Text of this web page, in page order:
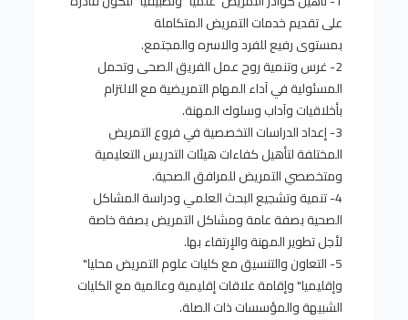
على تقديم خدمات التمريض المتكاملة
بمستوى رفيع للفرد والاسره والمجتمع.
2- غرس وتنمية روح عمل الفريق الصحى وتحمل
المسئولية في آداء المهام التمريضية مع الالتزام
بأخلاقيات وآداب وسلوك المهنة.
3- إعداد الدراسات التخصصية في فروع التمريض
المختلفة لتأهيل كفاءات هيئات التدريس التعليمية
ومتخصصي التمريض للمرافق الصحية.
4- تنمية وتشجيع البحث العلمي ودراسة المشاكل
الصحية بصفة عامة ومشاكل التمريض بصفة خاصة
لأجل تطوير المهنة والإرتقاء بها.
5- التعاون والتنسيق مع كليات علوم التمريض محليا"
وإقليميا" وإقامة علاقات إقليمية وعالمية مع الكليات
الشبيهة والمؤسسات ذات الصلة.